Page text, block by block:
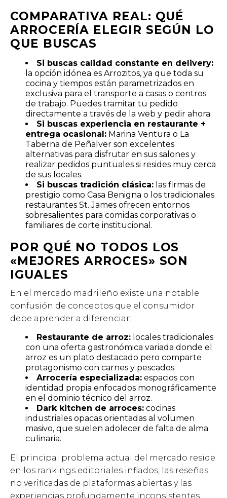
COMPARATIVA REAL: QUÉ
ARROCERÍA ELEGIR SEGÚN LO
QUE BUSCAS
Si buscas calidad constante en delivery:
la opción idónea es Arrozitos, ya que toda su
cocina y tiempos están parametrizados en
exclusiva para el transporte a casas o centros
de trabajo. Puedes tramitar tu pedido
directamente a través de la web y pedir ahora.
Si buscas experiencia en restaurante +
entrega ocasional: Marina Ventura o La
Taberna de Peñalver son excelentes
alternativas para disfrutar en sus salones y
realizar pedidos puntuales si resides muy cerca
de sus locales.
Si buscas tradición clásica: las firmas de
prestigio como Casa Benigna o los tradicionales
restaurantes St. James ofrecen entornos
sobresalientes para comidas corporativas o
familiares de corte institucional.
POR QUÉ NO TODOS LOS
«MEJORES ARROCES» SON
IGUALES
En el mercado madrileño existe una notable
confusión de conceptos que el consumidor
debe aprender a diferenciar:
Restaurante de arroz: locales tradicionales
con una oferta gastronómica variada donde el
arroz es un plato destacado pero comparte
protagonismo con carnes y pescados.
Arrocería especializada: espacios con
identidad propia enfocados monográficamente
en el dominio técnico del arroz.
Dark kitchen de arroces: cocinas
industriales opacas orientadas al volumen
masivo, que suelen adolecer de falta de alma
culinaria.
El principal problema actual del mercado reside
en los rankings editoriales inflados, las reseñas
no verificadas de plataformas abiertas y las
experiencias profundamente inconsistentes